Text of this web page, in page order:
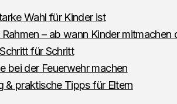
Wahl für Kinder ist
– ab wann Kinder mitmachen
für Schritt
bei der Feuerwehr machen
& praktische Tipps für Eltern